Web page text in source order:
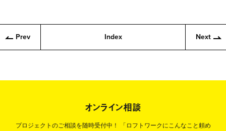
Prev Index Next
オンライン相談
プロジェクトのご相談を随時受付中！
「ロフトワークにこんなこと頼め